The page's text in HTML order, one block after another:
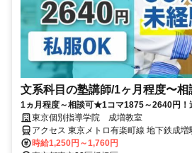
文系科目の塾講師/1ヶ月程度〜相
1ヵ月程度～相談可★1コマ1875～2640円！
担当！
東京個別指導学院 成増教室
アクセス 東京メトロ有楽町線 地下鉄成増
時給1,250円～1,760円